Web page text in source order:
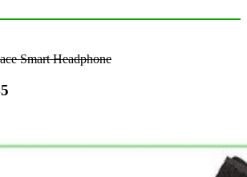
Smart Headphone